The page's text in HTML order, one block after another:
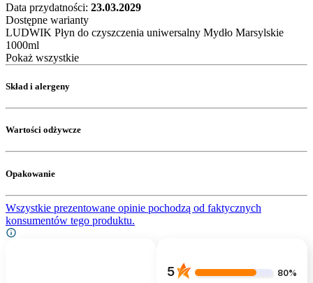
Data przydatności: 23.03.2029
Dostępne warianty
LUDWIK Płyn do czyszczenia uniwersalny Mydło Marsylskie
1000ml
Pokaż wszystkie
Skład i alergeny
Wartości odżywcze
Opakowanie
Wszystkie prezentowane opinie pochodzą od faktycznych
konsumentów tego produktu.
5 80%